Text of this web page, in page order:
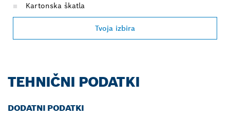
Kartonska škatla
Tvoja izbira
TEHNIČNI PODATKI
DODATNI PODATKI